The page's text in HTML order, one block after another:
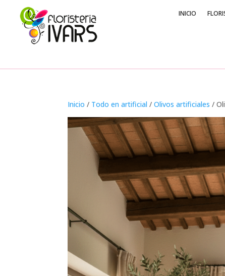
INICIO
Inicio / Todo en artificial /Olivos artificiales /